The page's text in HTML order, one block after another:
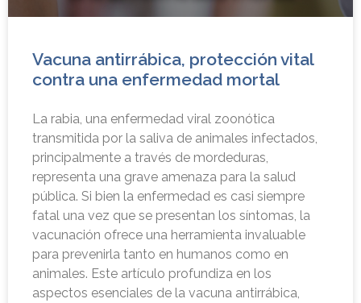
Vacuna antirrábica, protección vital
contra una enfermedad mortal
La rabia, una enfermedad viral zoonótica
transmitida por la saliva de animales infectados,
principalmente a través de mordeduras,
representa una grave amenaza para la salud
pública. Si bien la enfermedad es casi siempre
fatal una vez que se presentan los síntomas, la
vacunación ofrece una herramienta invaluable
para prevenirla tanto en humanos como en
animales. Este artículo profundiza en los
aspectos esenciales de la vacuna antirrábica,